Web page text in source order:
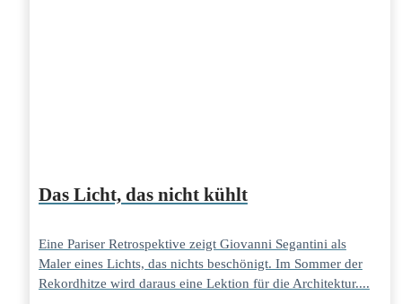
Das Licht, das nicht kühlt
Eine Pariser Retrospektive zeigt Giovanni Segantini als
Maler eines Lichts, das nichts beschönigt. Im Sommer der
Rekordhitze wird daraus eine Lektion für die Architektur....